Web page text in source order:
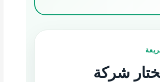
شركة